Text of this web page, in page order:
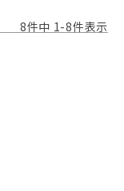
8件中 1-8件表示